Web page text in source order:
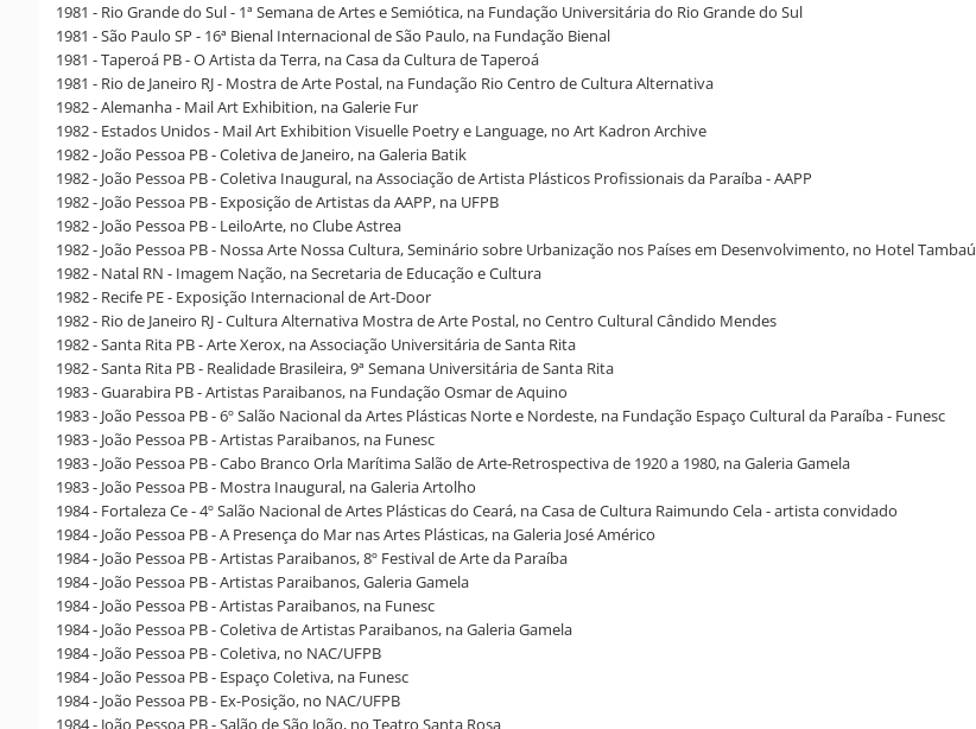
1981 - Rio Grande do Sul - 1ª Semana de Artes e Semiótica, na Fundação Universitária do Rio Grande do Sul
1981 - São Paulo SP - 16ª Bienal Internacional de São Paulo, na Fundação Bienal
1981 - Taperoá PB - O Artista da Terra, na Casa da Cultura de Taperoá
1981 - Rio de Janeiro RJ - Mostra de Arte Postal, na Fundação Rio Centro de Cultura Alternativa
1982 - Alemanha - Mail Art Exhibition, na Galerie Fur
1982 - Estados Unidos - Mail Art Exhibition Visuelle Poetry e Language, no Art Kadron Archive
1982 - João Pessoa PB - Coletiva de Janeiro, na Galeria Batik
1982 - João Pessoa PB - Coletiva Inaugural, na Associação de Artista Plásticos Profissionais da Paraíba - AAPP
1982 - João Pessoa PB - Exposição de Artistas da AAPP, na UFPB
1982 - João Pessoa PB - LeiloArte, no Clube Astrea
1982 - João Pessoa PB - Nossa Arte Nossa Cultura, Seminário sobre Urbanização nos Países em Desenvolvimento, no Hotel Tambaú
1982 - Natal RN - Imagem Nação, na Secretaria de Educação e Cultura
1982 - Recife PE - Exposição Internacional de Art-Door
1982 - Rio de Janeiro RJ - Cultura Alternativa Mostra de Arte Postal, no Centro Cultural Cândido Mendes
1982 - Santa Rita PB - Arte Xerox, na Associação Universitária de Santa Rita
1982 - Santa Rita PB - Realidade Brasileira, 9ª Semana Universitária de Santa Rita
1983 - Guarabira PB - Artistas Paraibanos, na Fundação Osmar de Aquino
1983 - João Pessoa PB - 6º Salão Nacional da Artes Plásticas Norte e Nordeste, na Fundação Espaço Cultural da Paraíba - Funesc
1983 - João Pessoa PB - Artistas Paraibanos, na Funesc
1983 - João Pessoa PB - Cabo Branco Orla Marítima Salão de Arte-Retrospectiva de 1920 a 1980, na Galeria Gamela
1983 - João Pessoa PB - Mostra Inaugural, na Galeria Artolho
1984 - Fortaleza Ce - 4º Salão Nacional de Artes Plásticas do Ceará, na Casa de Cultura Raimundo Cela - artista convidado
1984 - João Pessoa PB - A Presença do Mar nas Artes Plásticas, na Galeria José Américo
1984 - João Pessoa PB - Artistas Paraibanos, 8º Festival de Arte da Paraíba
1984 - João Pessoa PB - Artistas Paraibanos, Galeria Gamela
1984 - João Pessoa PB - Artistas Paraibanos, na Funesc
1984 - João Pessoa PB - Coletiva de Artistas Paraibanos, na Galeria Gamela
1984 - João Pessoa PB - Coletiva, no NAC/UFPB
1984 - João Pessoa PB - Espaço Coletiva, na Funesc
1984 - João Pessoa PB - Ex-Posição, no NAC/UFPB
1984 - João Pessoa PB - Salão de São João, no Teatro Santa Rosa